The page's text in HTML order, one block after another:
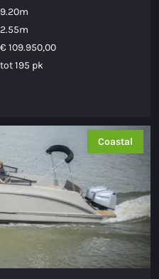
9.20m
2.55m
€ 109.950,00
tot 195 pk
Coastal